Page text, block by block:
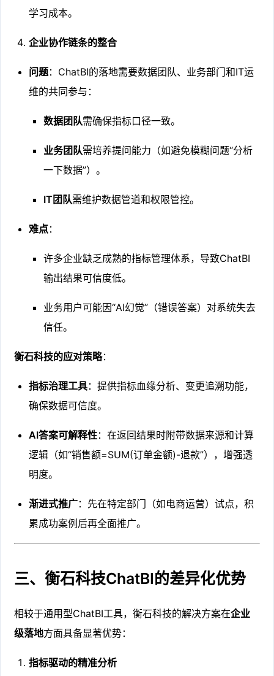
学习成本。
企业协作链条的整合
问题：ChatBI的落地需要数据团队、业务部门和IT运
维的共同参与：
数据团队需确保指标口径一致。
业务团队需培养提问能力（如避免模糊问题“分析
一下数据”）。
IT团队需维护数据管道和权限管控。
难点：
许多企业缺乏成熟的指标管理体系，导致ChatBI
输出结果可信度低。
业务用户可能因“AI幻觉”（错误答案）对系统失去
信任。
衡石科技的应对策略：
指标治理工具：提供指标血缘分析、变更追溯功能，
确保数据可信度。
AI答案可解释性：在返回结果时附带数据来源和计算
逻辑（如“销售额=SUM(订单金额)-退款”），增强透
明度。
渐进式推广：先在特定部门（如电商运营）试点，积
累成功案例后再全面推广。
三、衡石科技ChatBI的差异化优势
相较于通用型ChatBI工具，衡石科技的解决方案在企业
级落地方面具备显著优势：
指标驱动的精准分析